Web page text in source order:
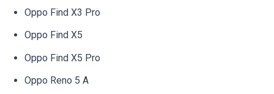
Oppo Find X3 Pro
Oppo Find X5
Oppo Find X5 Pro
Oppo Reno 5 A